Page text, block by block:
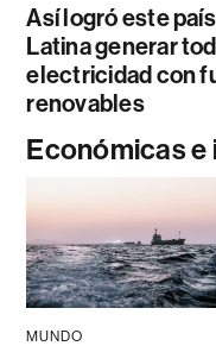
Así logró este
Latina generar
electricidad con
renovables
Económicas
MUNDO